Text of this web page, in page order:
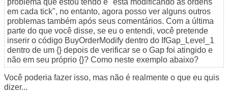
problema que estou tendo é "está modificando as ordens
em cada tick", no entanto, agora posso ver alguns outros
problemas também após seus comentários. Com a última
parte do que você disse, se eu o entendi, você pretende
inserir o código BuyOrderModify dentro do IfGap_Level_1
dentro de um {} depois de verificar se o Gap foi atingido e
não em seu próprio {}? Como neste exemplo abaixo?
Você poderia fazer isso, mas não é realmente o que eu quis
dizer...